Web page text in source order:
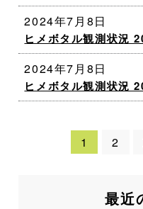
2024年7月8日
ヒメボタル観測状況
2024年7月8日
ヒメボタル観測状況
1 2
最近